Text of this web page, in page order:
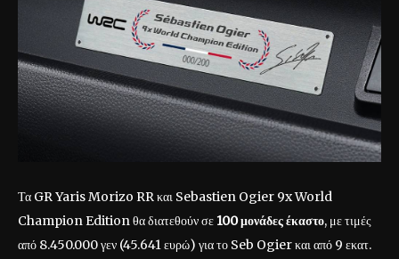
Τα GR Yaris Morizo RR και Sebastien Ogier 9x World
Champion Edition θα διατεθούν σε 100 μονάδες έκαστο, με τιμές
από 8.450.000 γεν (45.641 ευρώ) για το Seb Ogier και από 9 εκατ.